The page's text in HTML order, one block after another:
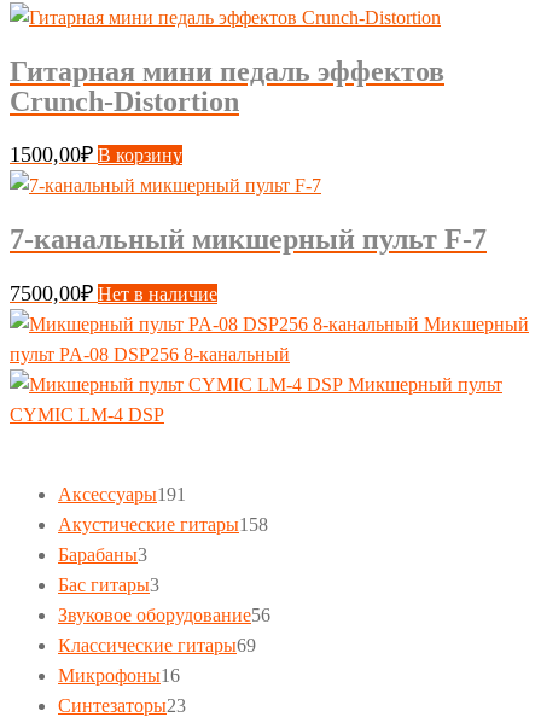
Гитарная мини педаль эффектов
Crunch-Distortion
1500,00₽ В корзину
7-канальный микшерный пульт F-7
7500,00₽ Нет в наличие
Микшерный
пульт PA-08 DSP256 8-канальный
Микшерный пульт
CYMIC LM-4 DSP
Аксессуары191
товар
Акустические гитары158158
Барабаны33
товара
Бас гитары33
товара
Звуковое оборудование5656
Классические гитары6969
Микрофоны1616
товаров
Синтезаторы2323